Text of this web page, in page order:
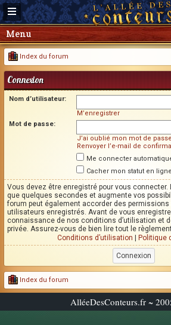
Menu
Index du forum
Connexion
Nom d’utilisateur:
M’enregistrer
Mot de passe:
J’ai oublié mon mot de passe
Renvoyer l’e-mail de
Me connecter
Cacher mon statut en
Vous devez être enregistré pour vous connecter.
que quelques secondes et augmente vos
forum peut également accorder des
utilisateurs enregistrés. Avant de vous
connaissance de nos conditions d’utilisation et
privée. Assurez-vous de bien lire tout le
Conditions d’utilisation
Politique
Index du forum
AlléeDesConteurs.fr ~